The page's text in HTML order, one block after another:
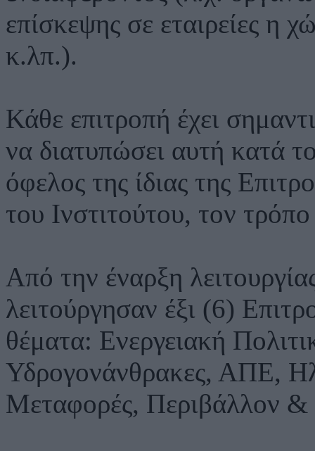
επίσκεψης σε εταιρείες η
κ.λπ.).
Κάθε επιτροπή έχει
να διατυπώσει αυτή κατά
όφελος της ίδιας της
του Ινστιτούτου, τον
Από την έναρξη
λειτούργησαν έξι (6)
θέματα: Ενεργειακή
Υδρογονάνθρακες, ΑΠΕ,
Μεταφορές, Περιβάλλον &